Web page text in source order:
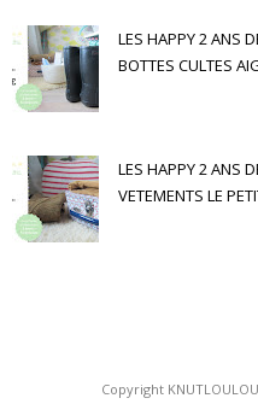
LES HAPPY 2 ANS
BOTTES CULTES
LES HAPPY 2 ANS
VETEMENTS LE
Copyright